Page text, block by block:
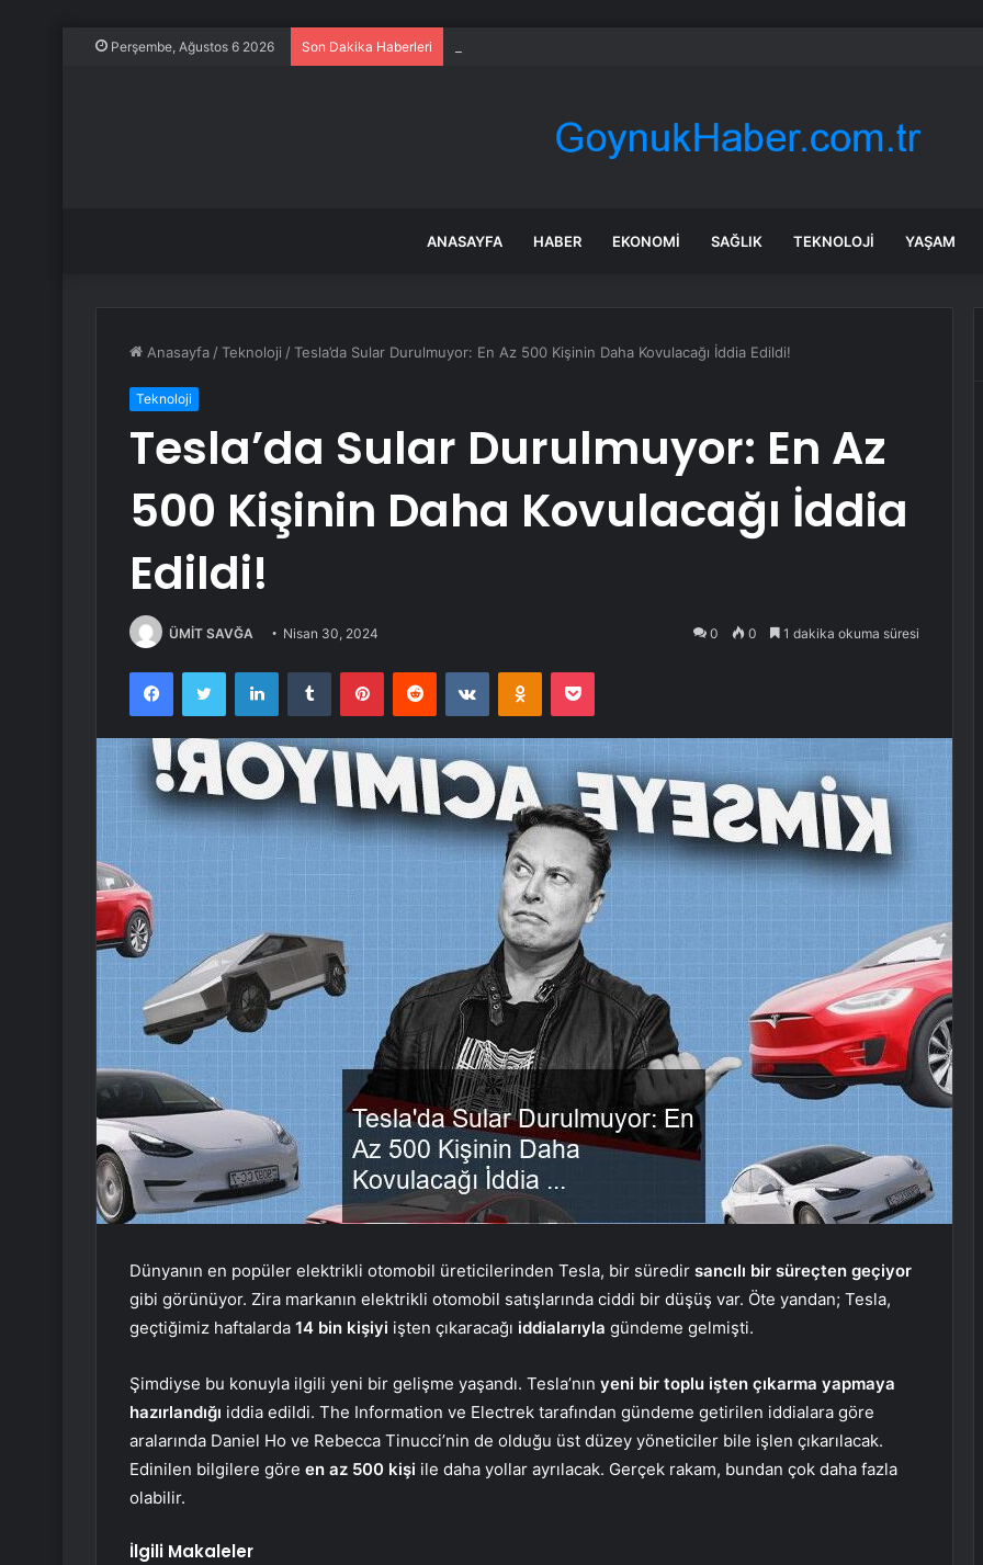
Perşembe, Ağustos 6 2026 Son Dakika Haberleri
ANASAYFA HABER EKONOMI SAĞLIK TEKNOLOJI YAŞAM
Anasayfa /Teknoloji /Tesla’da Sular Durulmuyor: En Az 500 Kişinin Daha Kovulacağı İddia Edildi!
Teknoloji
Tesla’da Sular Durulmuyor: En Az
500 Kişinin Daha Kovulacağı İddia
Edildi!
ÜMİT SAVĞA Nisan 30, 2024 0 0 1 dakika okuma süresi
FacebookTwitter LinkedInTumblr PinterestReddit VKontakteOdnoklassniki
Pocket
Dünyanın en popüler elektrikli otomobil üreticilerinden Tesla, bir süredir sancılı bir süreçten geçiyor
gibi görünüyor. Zira markanın elektrikli otomobil satışlarında ciddi bir düşüş var. Öte yandan; Tesla,
geçtiğimiz haftalarda 14 bin kişiyi işten çıkaracağı iddialarıyla gündeme gelmişti.
Şimdiyse bu konuyla ilgili yeni bir gelişme yaşandı. Tesla’nın yeni bir toplu işten çıkarma yapmaya
hazırlandığı iddia edildi. The Information ve Electrek tarafından gündeme getirilen iddialara göre
aralarında Daniel Ho ve Rebecca Tinucci’nin de olduğu üst düzey yöneticiler bile işlen çıkarılacak.
Edinilen bilgilere göre en az 500 kişi ile daha yollar ayrılacak. Gerçek rakam, bundan çok daha fazla
olabilir.
İlgili Makaleler